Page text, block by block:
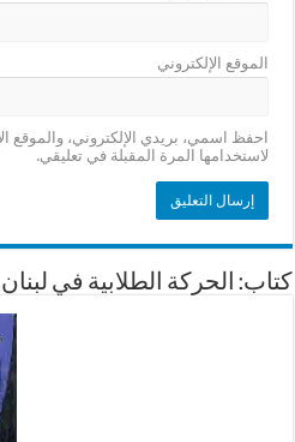
الموقع الإلكتروني
احفظ اسمي، بريدي الإلكتروني، والموقع
لاستخدامها المرة المقبلة في تعليقي.
كتاب: الحركة الطلابية في لبنان